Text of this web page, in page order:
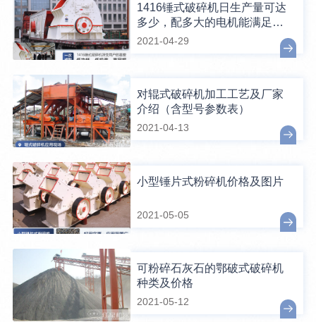
1416锤式破碎机日生产量可达
多少，配多大的电机能满足破
碎生产需要？
2021-04-29
对辊式破碎机加工工艺及厂家
介绍（含型号参数表）
2021-04-13
小型锤片式粉碎机价格及图片
2021-05-05
可粉碎石灰石的鄂破式破碎机
种类及价格
2021-05-12